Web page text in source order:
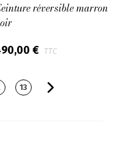
réversible marron
€ TTC
13